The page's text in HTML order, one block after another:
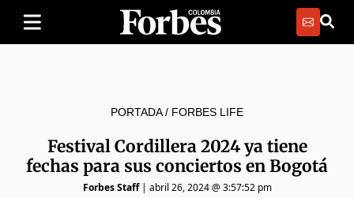
PORTADA/ FORBES LIFE
Festival Cordillera 2024 ya tiene
fechas para sus conciertos en Bogotá
Forbes Staff| abril 26, 2024 @ 3:57:52 pm